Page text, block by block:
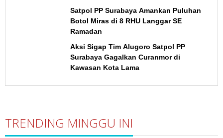
Satpol PP Surabaya Amankan Puluhan
Botol Miras di 8 RHU Langgar SE
Ramadan
Aksi Sigap Tim Alugoro Satpol PP
Surabaya Gagalkan Curanmor di
Kawasan Kota Lama
TRENDING MINGGU INI